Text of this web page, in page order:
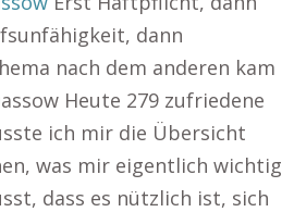
dann
nach dem anderen kam
Heute 279 zufriedene
ich mir die Übersicht
was mir eigentlich wichtig
dass es nützlich ist, sich